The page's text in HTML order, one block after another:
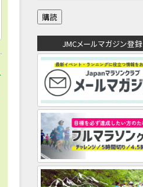
ル
ア
ド
レ
JMCメールマガジン登録